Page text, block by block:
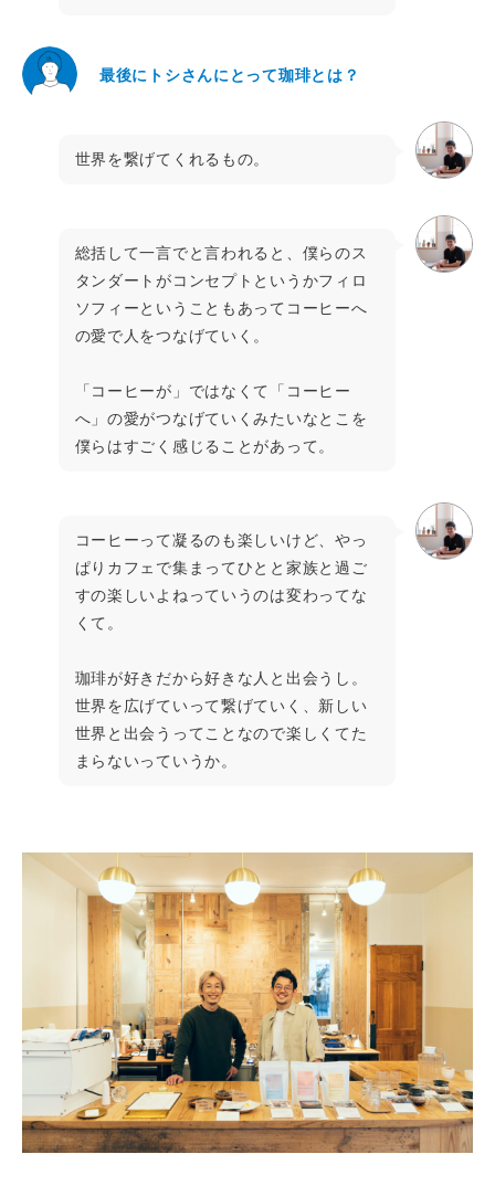
最後にトシさんにとって珈琲とは？
世界を繋げてくれるもの。
総括して一言でと言われると、僕らのス
タンダートがコンセプトというかフィロ
ソフィーということもあってコーヒーへ
の愛で人をつなげていく。
「コーヒーが」ではなくて「コーヒー
へ」の愛がつなげていくみたいなとこを
僕らはすごく感じることがあって。
コーヒーって凝るのも楽しいけど、やっ
ぱりカフェで集まってひとと家族と過ご
すの楽しいよねっていうのは変わってな
くて。
珈琲が好きだから好きな人と出会うし。
世界を広げていって繋げていく、新しい
世界と出会うってことなので楽しくてた
まらないっていうか。